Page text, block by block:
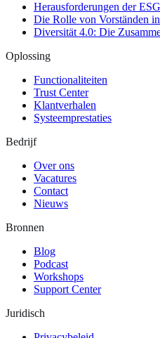
Herausforderungen der
Die Rolle von Vorständen
Diversität 4.0: Die
Oplossing
Functionaliteiten
Trust Center
Klantverhalen
Systeemprestaties
Bedrijf
Over ons
Vacatures
Contact
Nieuws
Bronnen
Blog
Podcast
Workshops
Support Center
Juridisch